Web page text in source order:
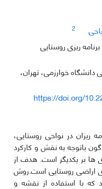
2
ریزی روستایی
دانشگاه خوارزمی، تهران،
https://doi.org/
در نواحی روستایی،
باتوجه به نقش و کارکرد
ها بر یکدیگر است. هدف از
اراضی روستایی است.روش
که با استفاده از نقشه و